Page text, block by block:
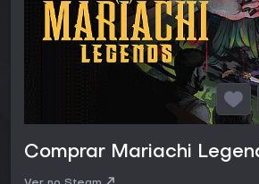
Comprar Mariachi